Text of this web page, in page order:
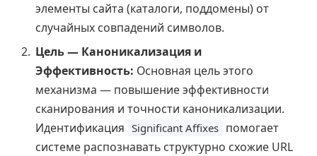
элементы сайта (каталоги, поддомены) от
случайных совпадений символов.
Цель — Каноникализация и
Эффективность: Основная цель этого
механизма — повышение эффективности
сканирования и точности каноникализации.
Идентификация Significant Affixes помогает
системе распознавать структурно схожие URL